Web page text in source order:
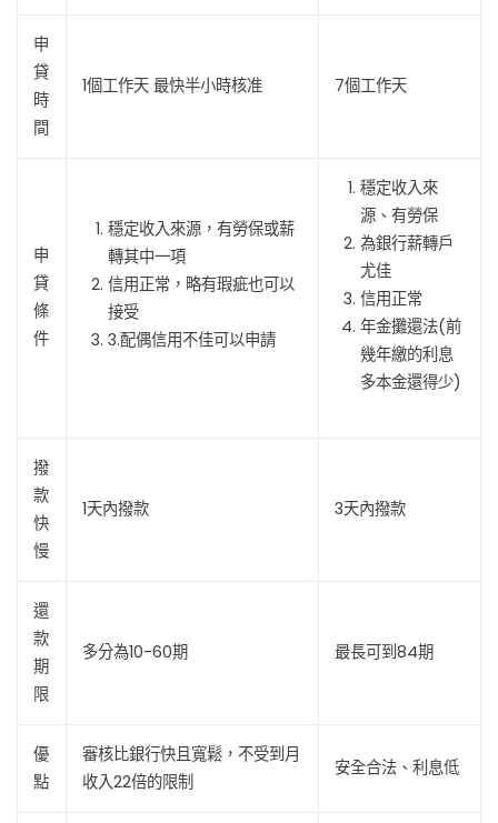
申
貸
時
間
1個工作天 最快半小時核准 7個工作天
申
貸
條
件
穩定收入來源，有勞保或薪
轉其中一項
信用正常，略有瑕疵也可以
接受
3.配偶信用不佳可以申請
穩定收入來
源、有勞保
為銀行薪轉戶
尤佳
信用正常
年金攤還法(前
幾年繳的利息
多本金還得少)
撥
款
快
慢
1天內撥款 3天內撥款
還
款
期
限
多分為10-60期 最長可到84期
優
點
審核比銀行快且寬鬆，不受到月
收入22倍的限制
安全合法、利息低